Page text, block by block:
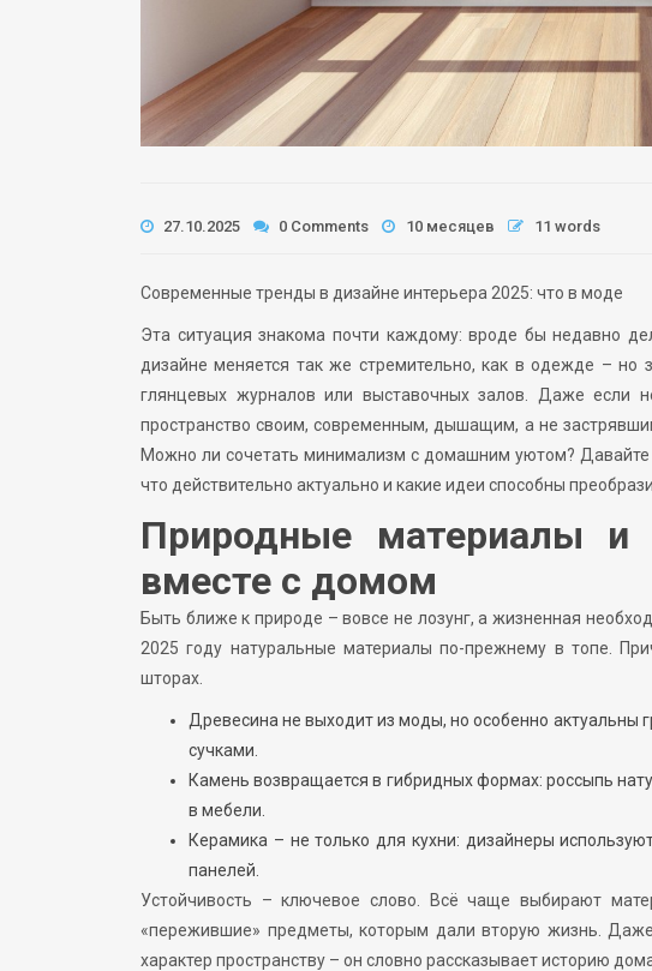
27.10.2025 0 Comments 10 месяцев 11 words
Современные тренды в дизайне интерьера 2025: что в моде
Эта ситуация знакома почти каждому: вроде бы недавно
дизайне меняется так же стремительно, как в одежде – но
глянцевых журналов или выставочных залов. Даже если
пространство своим, современным, дышащим, а не
Можно ли сочетать минимализм с домашним уютом? Давайте
что действительно актуально и какие идеи способны
Природные материалы и
вместе с домом
Быть ближе к природе – вовсе не лозунг, а жизненная
2025 году натуральные материалы по-прежнему в топе.
шторах.
Древесина не выходит из моды, но особенно актуальны
сучками.
Камень возвращается в гибридных формах: россыпь
в мебели.
Керамика – не только для кухни: дизайнеры
панелей.
Устойчивость – ключевое слово. Всё чаще выбирают
«пережившие» предметы, которым дали вторую жизнь.
характер пространству – он словно рассказывает историю